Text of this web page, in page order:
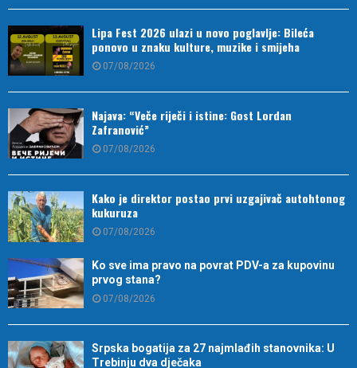
Lipa Fest 2026 ulazi u novo poglavlje: Bileća
ponovo u znaku kulture, muzike i smijeha
07/08/2026
Najava: “Veče riječi i istine: Gost Lordan
Zafranović”
07/08/2026
Kako je direktor postao prvi uzgajivač autohtonog
kukuruza
07/08/2026
Ko sve ima pravo na povrat PDV-a za kupovinu
prvog stana?
07/08/2026
Srpska bogatija za 27 najmlađih stanovnika: U
Trebinju dva dječaka